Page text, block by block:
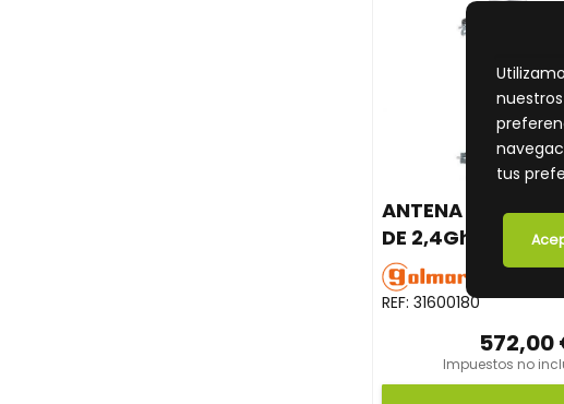
tus
ANTENA
DE 2,4Ghz 15dBi
REF: 31600180
572,00
Impuestos no